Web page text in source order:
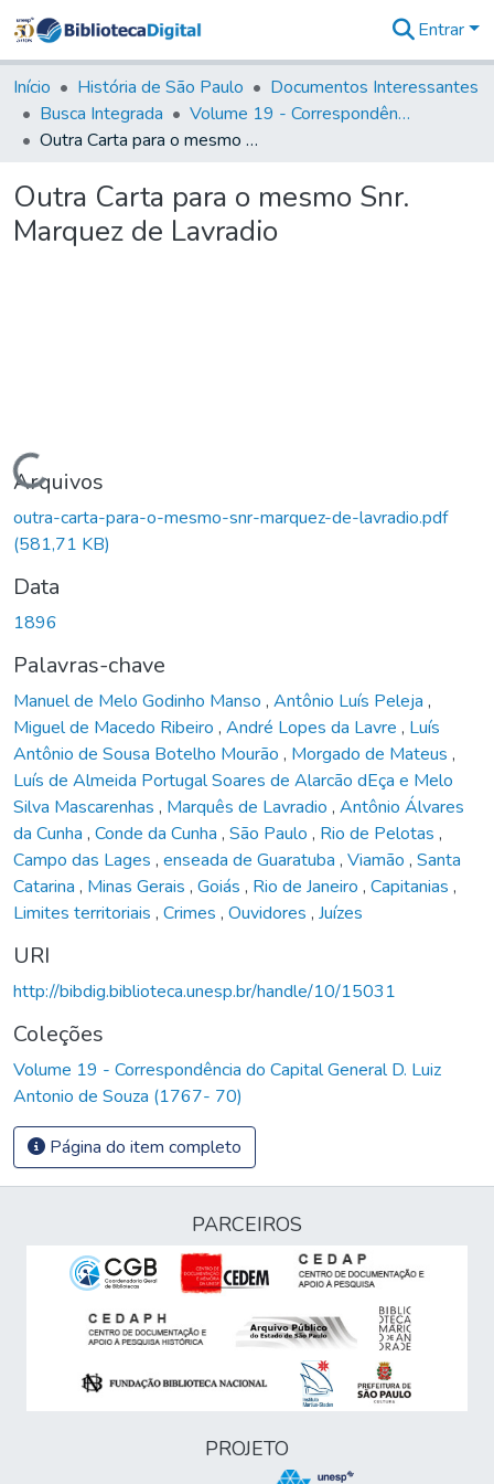
&
Coleções
Tudo na
Biblioteca
Estatísticas
Entrar
Início História de São Paulo
Documentos Interessantes
Busca Integrada
Volume 19 - Correspondência do Capital General D. Luiz Antonio de Souza (1767- 70)
Outra Carta para o mesmo Snr. Marquez de Lavradio
Outra Carta para o mesmo Snr.
Marquez de Lavradio
Carregando...
Arquivos
outra-carta-para-o-mesmo-snr-marquez-de-lavradio.pdf
(581,71 KB)
Data
1896
Palavras-chave
Manuel de Melo Godinho Manso , Antônio Luís Peleja ,
Miguel de Macedo Ribeiro , André Lopes da Lavre , Luís
Antônio de Sousa Botelho Mourão , Morgado de Mateus ,
Luís de Almeida Portugal Soares de Alarcão dEça e Melo
Silva Mascarenhas , Marquês de Lavradio , Antônio Álvares
da Cunha , Conde da Cunha , São Paulo , Rio de Pelotas ,
Campo das Lages , enseada de Guaratuba , Viamão , Santa
Catarina , Minas Gerais , Goiás , Rio de Janeiro , Capitanias ,
Limites territoriais , Crimes , Ouvidores , Juízes
URI
http://bibdig.biblioteca.unesp.br/handle/10/15031
Coleções
Volume 19 - Correspondência do Capital General D. Luiz
Antonio de Souza (1767- 70)
Página do item completo
PARCEIROS
PROJETO